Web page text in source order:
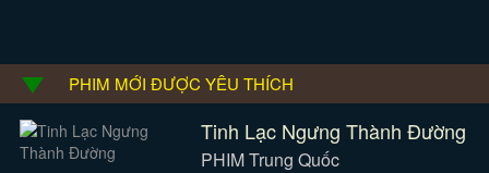
PHIM MỚI ĐƯỢC YÊU THÍCH
Tinh Lạc Ngưng Thành Đường
PHIM Trung Quốc